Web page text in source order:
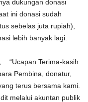
dukungan donasi
ini donasi sudah
sebelas juta rupiah),
lebih banyak lagi.
“Ucapan Terima-kasih
Pembina, donatur,
terus bersama kami.
melalui akuntan publik